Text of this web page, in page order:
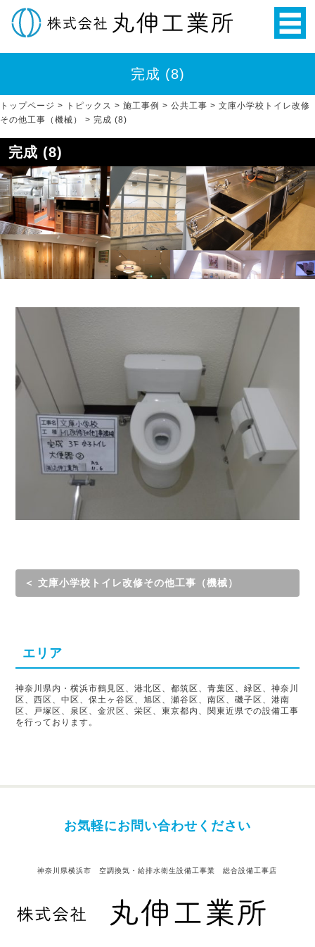
完成 (8)
トップページ > トピックス > 施工事例 > 公共工事 > 文庫小学校トイレ改修
その他工事（機械）
> 完成 (8)
完成 (8)
＜ 文庫小学校トイレ改修その他工事（機械）
エリア
神奈川県内・横浜市鶴見区、港北区、都筑区、青葉区、緑区、神奈川
区、西区、中区、保土ヶ谷区、旭区、瀬谷区、南区、磯子区、港南
区、戸塚区、泉区、金沢区、栄区、東京都内、関東近県での設備工事
を行っております。
お気軽にお問い合わせください
神奈川県横浜市 空調換気・給排水衛生設備工事業 総合設備工事店